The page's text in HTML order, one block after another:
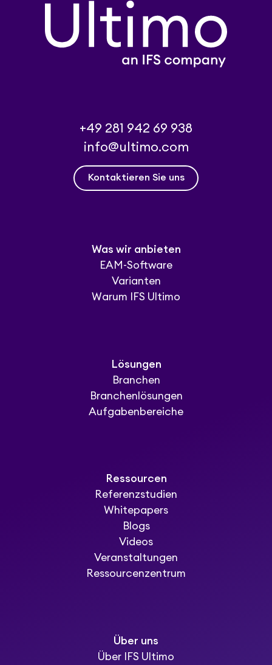
+49 281 942 69 938
info@ultimo.com
Kontaktieren Sie uns
Was wir anbieten
EAM-Software
Varianten
Warum IFS Ultimo
Lösungen
Branchen
Branchenlösungen
Aufgabenbereiche
Ressourcen
Referenzstudien
Whitepapers
Blogs
Videos
Veranstaltungen
Ressourcenzentrum
Über uns
Über IFS Ultimo